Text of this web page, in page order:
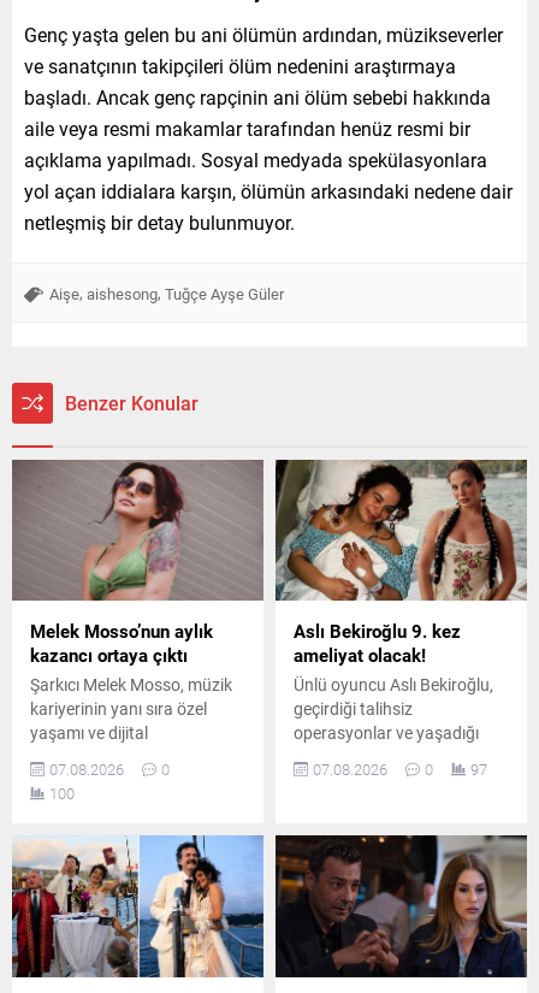
Genç yaşta gelen bu ani ölümün ardından, müzikseverler
ve sanatçının takipçileri ölüm nedenini araştırmaya
başladı. Ancak genç rapçinin ani ölüm sebebi hakkında
aile veya resmi makamlar tarafından henüz resmi bir
açıklama yapılmadı. Sosyal medyada spekülasyonlara
yol açan iddialara karşın, ölümün arkasındaki nedene dair
netleşmiş bir detay bulunmuyor.
Aişe, aishesong, Tuğçe Ayşe Güler
Benzer Konular
Melek Mosso’nun aylık
kazancı ortaya çıktı
Şarkıcı Melek Mosso, müzik
kariyerinin yanı sıra özel
yaşamı ve dijital
platformlardaki
çalışmalarıyla da adından
söz ettiriyor. Instagram’da
kullanan Mosso’nun abone
sayısı ve buradan elde ettiği
aylık gelir belli oldu.
07.08.2026
0
100
Aslı Bekiroğlu 9. kez
ameliyat olacak!
Ünlü oyuncu Aslı Bekiroğlu,
geçirdiği talihsiz
operasyonlar ve yaşadığı
ciddi sağlık sorunlarının
ardından, sekiz ameliyatın
yatacağını duyurdu.
07.08.2026 0 97